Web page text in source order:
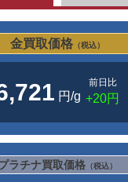
金買取価格 （税込）
円/g
前日比
+20円
ラチナ買取価格 （税込）